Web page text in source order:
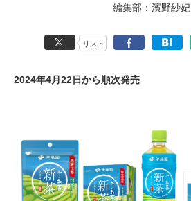
編集部：濱野紗妃
リスト
2024年4月22日から順次発売